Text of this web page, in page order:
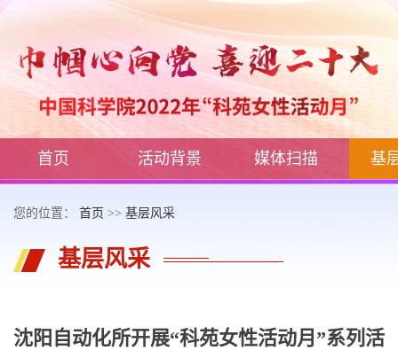
首页 活动背景 媒体扫描 基
您的位置： 首页 >> 基层风采
基层风采
沈阳自动化所开展“科苑女性活动月”系列活